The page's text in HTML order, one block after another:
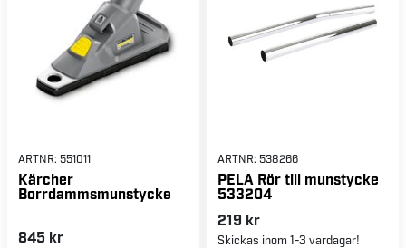
ARTNR: 551011
Kärcher
Borrdammsmunstycke
845 kr
ARTNR: 538266
PELA Rör till munstycke
533204
219 kr
Skickas inom 1-3 vardagar!